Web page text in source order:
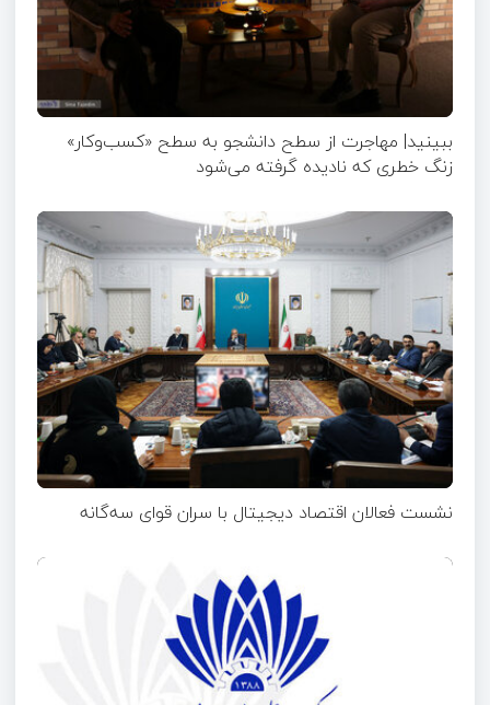
ببینید| مهاجرت از سطح دانشجو به سطح «کسب‌وکار»
زنگ خطری که نادیده گرفته می‌شود
نشست فعالان اقتصاد دیجیتال با سران قوای سه‌گانه